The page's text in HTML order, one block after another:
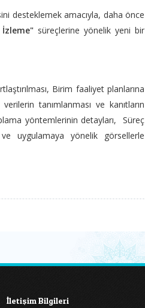
desteklemek amacıyla, daha önce
İzleme" süreçlerine yönelik yeni bir
Birim faaliyet planlarına
tanımlanması ve kanıtların
yöntemlerinin detayları, Süreç
uygulamaya yönelik görsellerle
İletişim Bilgileri